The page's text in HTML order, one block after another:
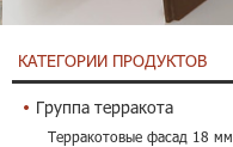
КАТЕГОРИИ ПРОДУКТОВ
Группа терракота
Терракотовые фасад 18 мм